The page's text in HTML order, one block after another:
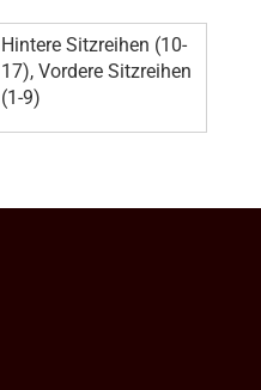
Hintere Sitzreihen (10-
17), Vordere Sitzreihen
(1-9)